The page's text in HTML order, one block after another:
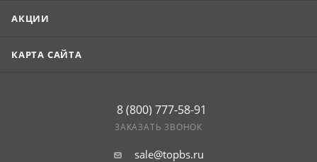
АКЦИИ
КАРТА САЙТА
8 (800) 777-58-91
ЗАКАЗАТЬ ЗВОНОК
sale@topbs.ru